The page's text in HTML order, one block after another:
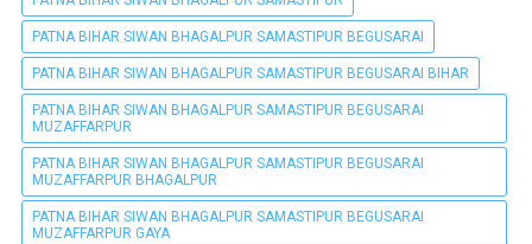
PATNA BIHAR SIWAN BHAGALPUR SAMASTIPUR BEGUSARAI
PATNA BIHAR SIWAN BHAGALPUR SAMASTIPUR BEGUSARAI BIHAR
PATNA BIHAR SIWAN BHAGALPUR SAMASTIPUR BEGUSARAI
MUZAFFARPUR
PATNA BIHAR SIWAN BHAGALPUR SAMASTIPUR BEGUSARAI
MUZAFFARPUR BHAGALPUR
PATNA BIHAR SIWAN BHAGALPUR SAMASTIPUR BEGUSARAI
MUZAFFARPUR GAYA